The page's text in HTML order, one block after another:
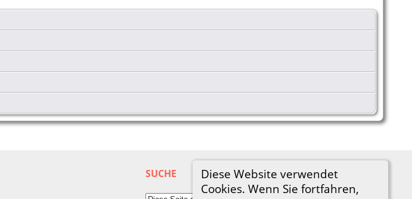
Diese Website verwendet
Cookies. Wenn Sie fortfahren,
SUCHE